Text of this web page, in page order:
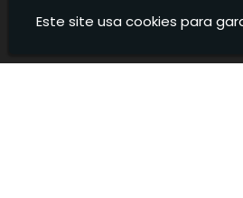
Este site usa cookies para